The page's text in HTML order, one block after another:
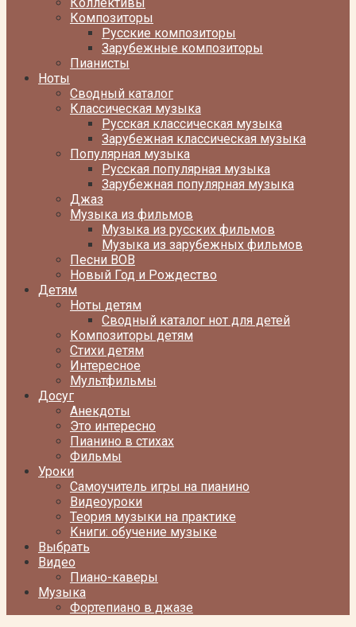
Композиторы
Русские композиторы
Зарубежные композиторы
Пианисты
Ноты
Сводный каталог
Классическая музыка
Русская классическая музыка
Зарубежная классическая музыка
Популярная музыка
Русская популярная музыка
Зарубежная популярная музыка
Джаз
Музыка из фильмов
Музыка из русских фильмов
Музыка из зарубежных фильмов
Песни ВОВ
Новый Год и Рождество
Детям
Ноты детям
Сводный каталог нот для детей
Композиторы детям
Стихи детям
Интересное
Мультфильмы
Досуг
Анекдоты
Это интересно
Пианино в стихах
Фильмы
Уроки
Самоучитель игры на пианино
Видеоуроки
Теория музыки на практике
Книги: обучение музыке
Выбрать
Видео
Пиано-каверы
Музыка
Фортепиано в джазе